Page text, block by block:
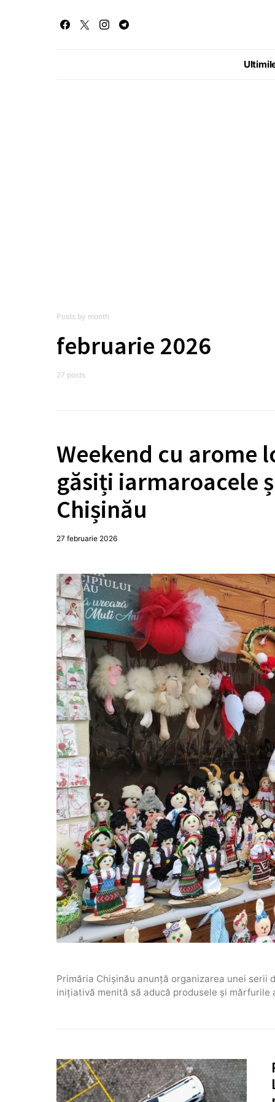
Posts by month
februarie 2026
27 posts
Weekend cu arome
găsiți iarmaroacele
Chișinău
27 februarie 2026
Primăria Chișinău anunță organizarea unei serii
inițiativă menită să aducă produsele și